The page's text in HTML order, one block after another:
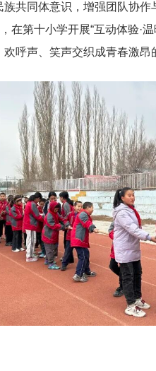
共同体意识，增强团队协
在第十小学开展“互动体验·
呼声、笑声交织成青春激昂